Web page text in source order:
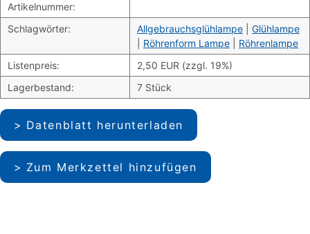
Artikelnummer:
Schlagwörter: Allgebrauchsglühlampe
Glühlampe
Röhrenform Lampe
Röhrenlampe
Listenpreis:
2,50 EUR (zzgl. 19%)
Lagerbestand:
7 Stück
Datenblatt herunterladen
Zum Merkzettel hinzufügen